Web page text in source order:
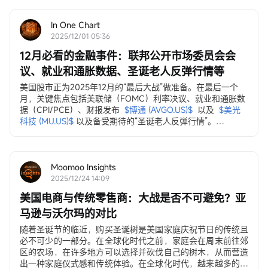
In One Chart
2025/12/01 05:36
12月必看的金融事件：联邦公开市场委员会会
议、就业和通胀数据、圣诞老人反弹行情等
美国股市正为2025年12月的“最后大战”做准备。在最后一个
月，关键焦点包括美联储（FOMC）利率决议、就业和通胀数
据（CPI/PCE）、财报发布 $博通 (AVGO.US)$ 以及 $美光
科技 (MU.US)$ 以及备受期待的“圣诞老人反弹行情”。
Moomoo Insights
2025/12/24 14:09
美国电商与传统零售商：大战是否不可避免？亚
马逊与沃尔玛的对比
随着圣诞节的临近，购买圣诞树是美国家庭庆祝节日的传统且
必不可少的一部分。在全球化时代之前，家庭会在周末前往郊
区的农场，在许多地方可以选择并砍伐自己的树木，从而营造
出一种家庭仪式感和传统体验。在全球化时代，越来越多的美